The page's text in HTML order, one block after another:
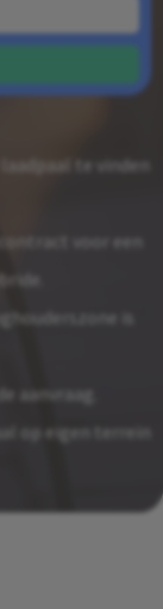
te vinden
voor een
is
aanvraag.
op eigen terrein